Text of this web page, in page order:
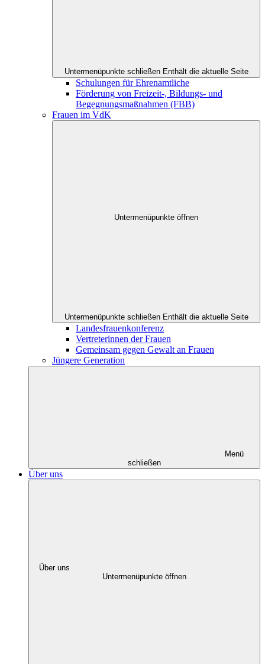
Untermenüpunkte schließen Enthält die aktuelle Seite
Schulungen für Ehrenamtliche
Förderung von Freizeit-, Bildungs- und
Begegnungsmaßnahmen (FBB)
Frauen im VdK
Untermenüpunkte öffnen
Untermenüpunkte schließen Enthält die aktuelle Seite
Landesfrauenkonferenz
Vertreterinnen der Frauen
Gemeinsam gegen Gewalt an Frauen
Jüngere Generation
Menü
schließen
Über uns
Über uns
Untermenüpunkte öffnen